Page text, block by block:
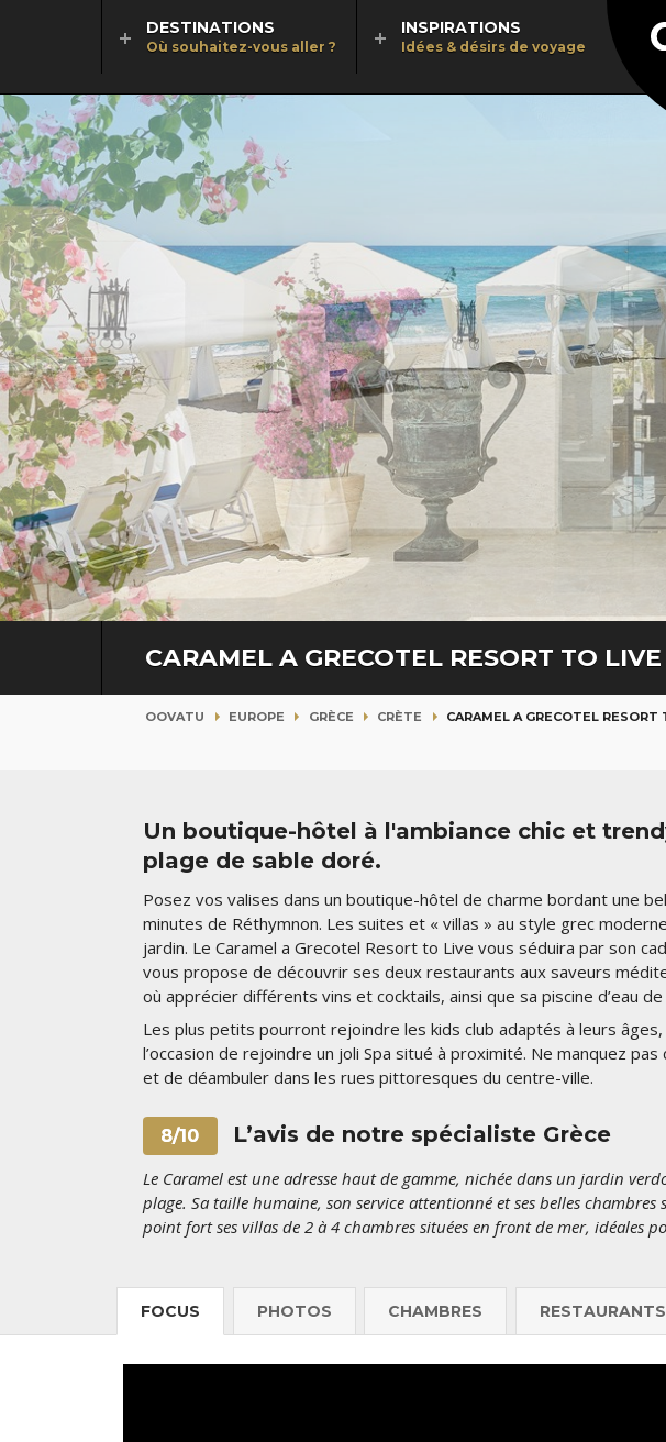
DESTINATIONS
Où souhaitez-vous aller ?
INSPIRATIONS
Idées & désirs de voyage
CARAMEL A GRECOTEL RESORT TO LIVE
OOVATU EUROPE GRÈCE CRÈTE CARAMEL A GRECOTEL RESORT
Un boutique-hôtel à l'ambiance chic et
plage de sable doré.
Posez vos valises dans un boutique-hôtel de charme bordant une
minutes de Réthymnon. Les suites et « villas » au style grec
jardin. Le Caramel a Grecotel Resort to Live vous séduira par son
vous propose de découvrir ses deux restaurants aux saveurs
où apprécier différents vins et cocktails, ainsi que sa piscine d’eau
Les plus petits pourront rejoindre les kids club adaptés à leurs
l’occasion de rejoindre un joli Spa situé à proximité. Ne manquez
et de déambuler dans les rues pittoresques du centre-ville.
8/10 L’avis de notre spécialiste Grèce
Le Caramel est une adresse haut de gamme, nichée dans un jardin
plage. Sa taille humaine, son service attentionné et ses belles
point fort ses villas de 2 à 4 chambres situées en front de mer, idéales
FOCUS PHOTOS CHAMBRES